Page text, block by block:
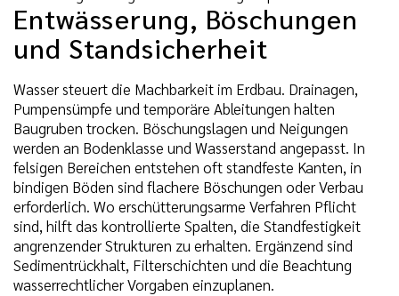
Entwässerung, Böschungen
und Standsicherheit
Wasser steuert die Machbarkeit im Erdbau. Drainagen,
Pumpensümpfe und temporäre Ableitungen halten
Baugruben trocken. Böschungslagen und Neigungen
werden an Bodenklasse und Wasserstand angepasst. In
felsigen Bereichen entstehen oft standfeste Kanten, in
bindigen Böden sind flachere Böschungen oder Verbau
erforderlich. Wo erschütterungsarme Verfahren Pflicht
sind, hilft das kontrollierte Spalten, die Standfestigkeit
angrenzender Strukturen zu erhalten. Ergänzend sind
Sedimentrückhalt, Filterschichten und die Beachtung
wasserrechtlicher Vorgaben einzuplanen.